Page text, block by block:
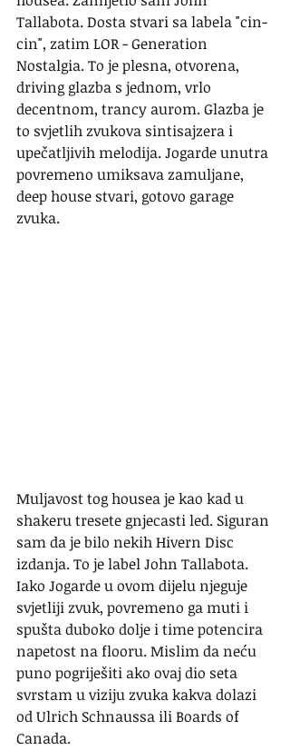
Tallabota. Dosta stvari sa labela "cin-
cin", zatim LOR - Generation
Nostalgia. To je plesna, otvorena,
driving glazba s jednom, vrlo
decentnom, trancy aurom. Glazba je
to svjetlih zvukova sintisajzera i
upečatljivih melodija. Jogarde unutra
povremeno umiksava zamuljane,
deep house stvari, gotovo garage
zvuka.
Muljavost tog housea je kao kad u
shakeru tresete gnjecasti led. Siguran
sam da je bilo nekih Hivern Disc
izdanja. To je label John Tallabota.
Iako Jogarde u ovom dijelu njeguje
svjetliji zvuk, povremeno ga muti i
spušta duboko dolje i time potencira
napetost na flooru. Mislim da neću
puno pogriješiti ako ovaj dio seta
svrstam u viziju zvuka kakva dolazi
od Ulrich Schnaussa ili Boards of
Canada.